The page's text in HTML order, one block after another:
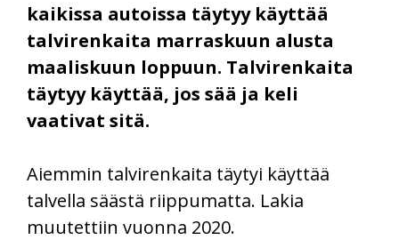
kaikissa autoissa täytyy käyttää
talvirenkaita marraskuun alusta
maaliskuun loppuun. Talvirenkaita
täytyy käyttää, jos sää ja keli
vaativat sitä.
Aiemmin talvirenkaita täytyi käyttää
talvella säästä riippumatta. Lakia
muutettiin vuonna 2020.